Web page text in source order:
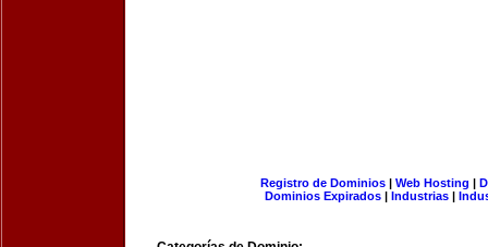
Registro de Dominios| Web Hosting |
Dominios Expirados | Industrias |